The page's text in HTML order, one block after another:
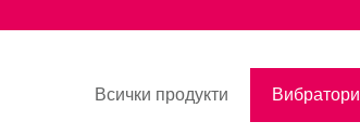
Всички продукти Вибратори